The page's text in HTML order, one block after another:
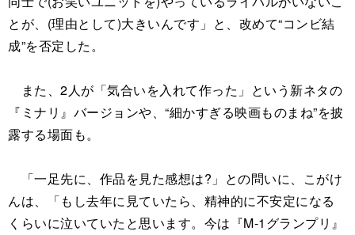
とが、(理由として)大きいんです」と、改めて“コンビ結
成”を否定した。
また、2人が「気合いを入れて作った」という新ネタの
『ミナリ』バージョンや、“細かすぎる映画ものまね”を披
露する場面も。
「一足先に、作品を見た感想は?」との問いに、こがけ
んは、「もし去年に見ていたら、精神的に不安定になる
くらいに泣いていたと思います。今は『M-1グランプリ』